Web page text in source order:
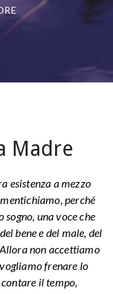
Madre
esistenza a mezzo
perché
una voce che
bene e del male, del
non accettiamo
frenare lo
il tempo,